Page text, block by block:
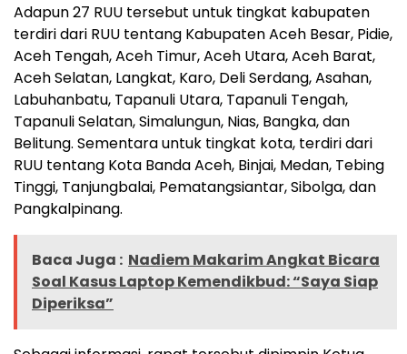
Adapun 27 RUU tersebut untuk tingkat kabupaten
terdiri dari RUU tentang Kabupaten Aceh Besar, Pidie,
Aceh Tengah, Aceh Timur, Aceh Utara, Aceh Barat,
Aceh Selatan, Langkat, Karo, Deli Serdang, Asahan,
Labuhanbatu, Tapanuli Utara, Tapanuli Tengah,
Tapanuli Selatan, Simalungun, Nias, Bangka, dan
Belitung. Sementara untuk tingkat kota, terdiri dari
RUU tentang Kota Banda Aceh, Binjai, Medan, Tebing
Tinggi, Tanjungbalai, Pematangsiantar, Sibolga, dan
Pangkalpinang.
Baca Juga : Nadiem Makarim Angkat Bicara
Soal Kasus Laptop Kemendikbud: “Saya Siap
Diperiksa”